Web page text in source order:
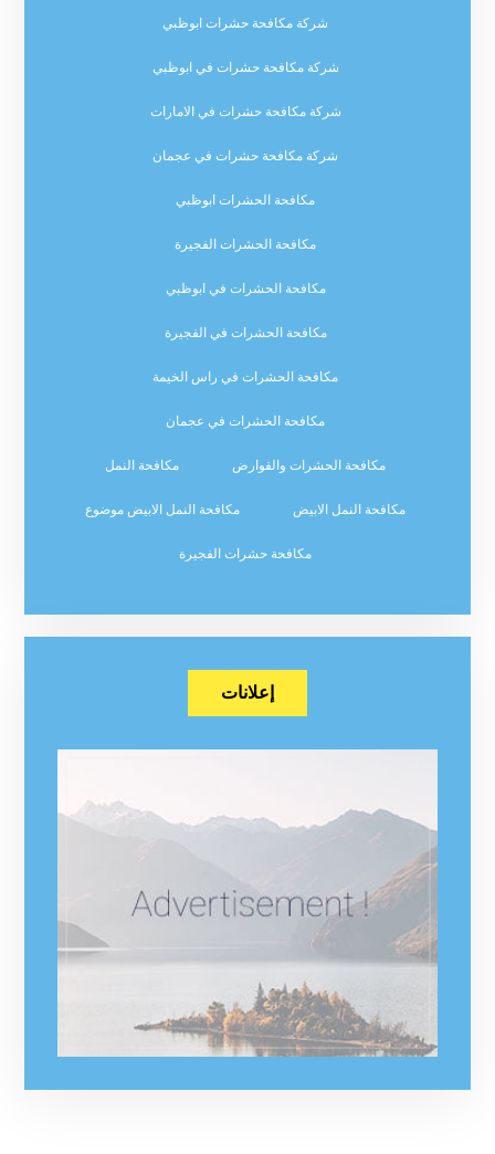
شركة مكافحة حشرات ابوظبي
شركة مكافحة حشرات في ابوظبي
شركة مكافحة حشرات في الامارات
شركة مكافحة حشرات في عجمان
مكافحة الحشرات ابوظبي
مكافحة الحشرات الفجيرة
مكافحة الحشرات في ابوظبي
مكافحة الحشرات في الفجيرة
مكافحة الحشرات في راس الخيمة
مكافحة الحشرات في عجمان
مكافحة الحشرات والقوارض مكافحة النمل
مكافحة النمل الابيض مكافحة النمل الابيض موضوع
مكافحة حشرات الفجيرة
إعلانات